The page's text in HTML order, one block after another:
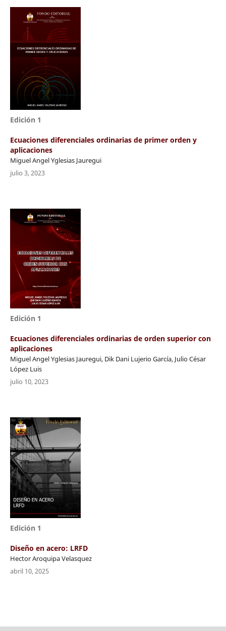
Edición 1
Ecuaciones diferenciales ordinarias de primer orden y
aplicaciones
Miguel Angel Yglesias Jauregui
julio 3, 2023
Edición 1
Ecuaciones diferenciales ordinarias de orden superior con
aplicaciones
Miguel Angel Yglesias Jauregui, Dik Dani Lujerio García, Julio César
López Luis
julio 10, 2023
Edición 1
Diseño en acero: LRFD
Hector Aroquipa Velasquez
abril 10, 2025